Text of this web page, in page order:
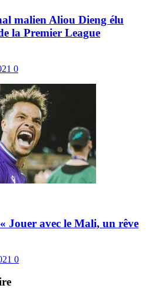
malien Aliou Dieng élu
la Premier League
0
Jouer avec le Mali, un rêve
0